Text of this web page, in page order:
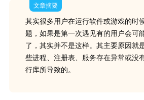
文章摘要
其实很多用户在运行软件或游戏的时
题，如果是第一次遇见有的用户会可
了，其实并不是这样。其主要原因就
些进程、注册表、服务存在异常或没
行库所导致的。